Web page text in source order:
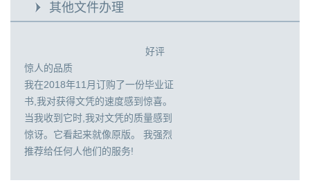
其他文件办理
好评
惊人的品质
我在2018年11月订购了一份毕业证
书,我对获得文凭的速度感到惊喜。
当我收到它时,我对文凭的质量感到
惊讶。它看起来就像原版。 我强烈
推荐给任何人他们的服务!